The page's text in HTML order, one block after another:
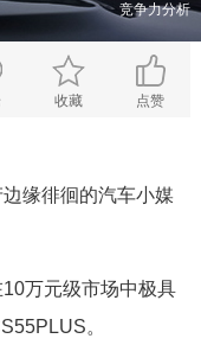
竞争力分析
收藏 点赞
缘徘徊的汽车小媒
万元级市场中极具
。